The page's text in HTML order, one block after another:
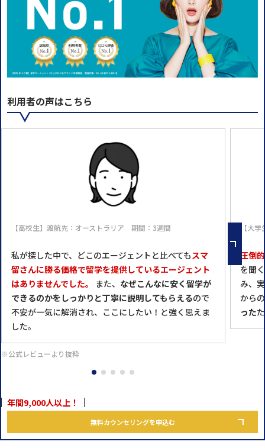
利用者の声はこちら
【高校生】渡航先：オーストラリア 期間：3週間
私が探した中で、どこのエージェントと比べても スマ
留さんに勝る価格で留学を提供しているエージェント
はありませんでした。
また、 なぜこんなに安く留学が
できるのかをしっかりと丁寧に説明してもらえるので
不安が一気に解消され、ここにしたい！と強く思えま
した。
【大
圧倒
を聞
み、
から
った
※公式レビューより抜粋
年間9,000人以上！
無料カウンセリングを申込む